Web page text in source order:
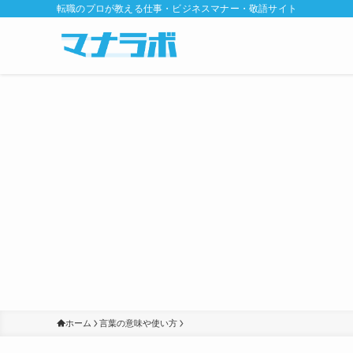
転職のプロが教える仕事・ビジネスマナー・敬語サイト
ホーム 言葉の意味や使い方